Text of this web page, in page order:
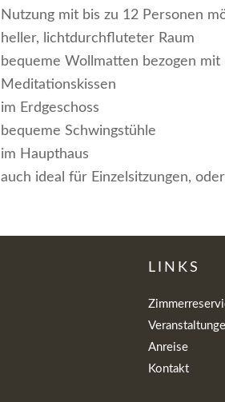
Nutzung mit bis zu 12 Personen
heller, lichtdurchfluteter Raum
bequeme Wollmatten bezogen
Meditationskissen
im Erdgeschoss
bequeme Schwingstühle
im Haupthaus
auch ideal für Einzelsitzungen,
LINKS
Anreise
Kontakt